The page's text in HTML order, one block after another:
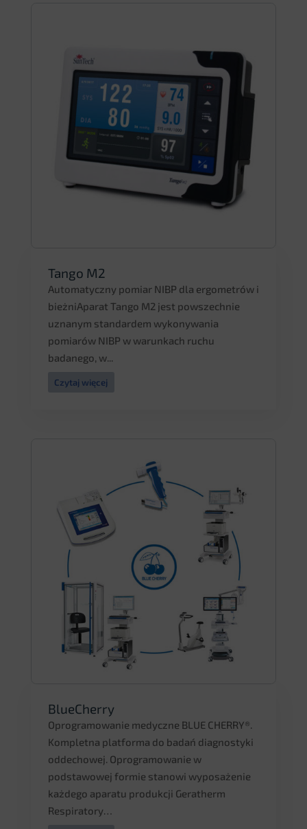
Tango M2
Automatyczny pomiar NIBP dla ergometrów i
bieżniAparat Tango M2 jest powszechnie
uznanym standardem wykonywania
pomiarów NIBP w warunkach ruchu
badanego, w...
Czytaj więcej
BlueCherry
Oprogramowanie medyczne BLUE CHERRY®.
Kompletna platforma do badań diagnostyki
oddechowej. Oprogramowanie w
podstawowej formie stanowi wyposażenie
każdego aparatu produkcji Geratherm
Respiratory…